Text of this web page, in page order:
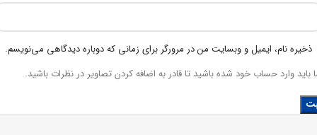
ذخیره نام، ایمیل و وبسایت من در مرورگر برای زمانی که دوباره دیدگاهی می‌نویسم.
باید وارد حساب خود شده باشید تا قادر به اضافه کردن تصاویر در نظرات باشید.